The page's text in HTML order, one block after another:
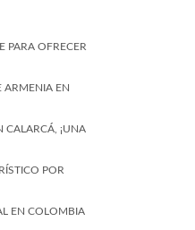
PARA OFRECER
ARMENIA EN
CALARCÁ, ¡UNA
POR
EN COLOMBIA